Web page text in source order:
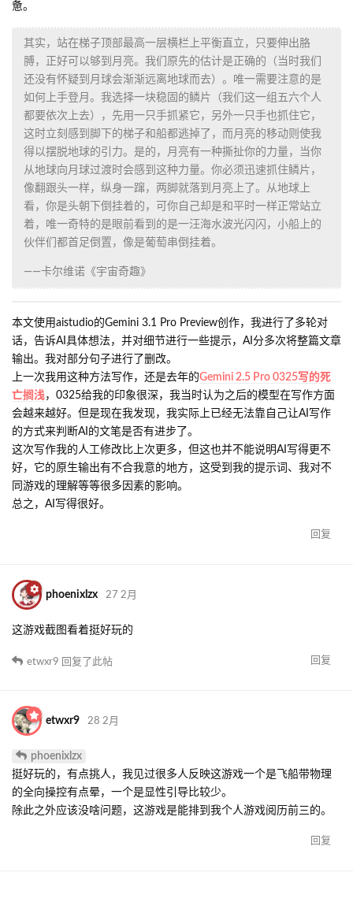
惫。
其实，站在梯子顶部最高一层横栏上平衡直立，只要伸出胳
膊，正好可以够到月亮。我们原先的估计是正确的（当时我们
还没有怀疑到月球会渐渐远离地球而去）。唯一需要注意的是
如何上手登月。我选择一块稳固的鳞片（我们这一组五六个人
都要依次上去），先用一只手抓紧它，另外一只手也抓住它，
这时立刻感到脚下的梯子和船都逃掉了，而月亮的移动则使我
得以摆脱地球的引力。是的，月亮有一种撕扯你的力量，当你
从地球向月球过渡时会感到这种力量。你必须迅速抓住鳞片，
像翻跟头一样，纵身一蹿，两脚就落到月亮上了。从地球上
看，你是头朝下倒挂着的，可你自己却是和平时一样正常站立
着，唯一奇特的是眼前看到的是一汪海水波光闪闪，小船上的
伙伴们都首足倒置，像是葡萄串倒挂着。
——卡尔维诺《宇宙奇趣》
本文使用aistudio的Gemini 3.1 Pro Preview创作，我进行了多轮对
话，告诉AI具体想法，并对细节进行一些提示，AI分多次将整篇文章
输出。我对部分句子进行了删改。
上一次我用这种方法写作，还是去年的Gemini 2.5 Pro 0325写的死
亡搁浅，0325给我的印象很深，我当时认为之后的模型在写作方面
会越来越好。但是现在我发现，我实际上已经无法靠自己让AI写作
的方式来判断AI的文笔是否有进步了。
这次写作我的人工修改比上次更多，但这也并不能说明AI写得更不
好，它的原生输出有不合我意的地方，这受到我的提示词、我对不
同游戏的理解等等很多因素的影响。
总之，AI写得很好。
回复
phoenixlzx 27 2月
这游戏截图看着挺好玩的
回复
etwxr9 回复了此帖
etwxr9 28 2月
phoenixlzx
挺好玩的，有点挑人，我见过很多人反映这游戏一个是飞船带物理
的全向操控有点晕，一个是显性引导比较少。
除此之外应该没啥问题，这游戏是能排到我个人游戏阅历前三的。
回复